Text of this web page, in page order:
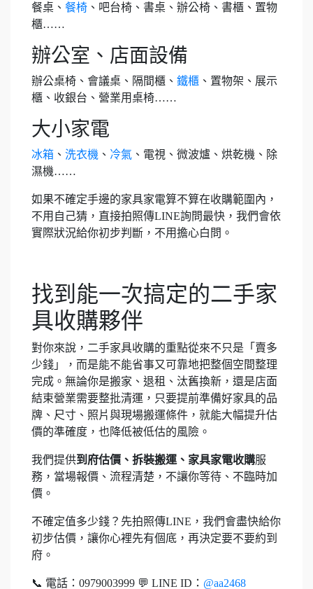
餐桌、 餐椅 、吧台椅、書桌、辦公椅、書櫃、置物
櫃……
辦公室、店面設備
辦公桌椅、會議桌、隔間櫃、 鐵櫃 、置物架、展示
櫃、收銀台、營業用桌椅……
大小家電
冰箱 、 洗衣機 、 冷氣 、電視、微波爐、烘乾機、除
濕機……
如果不確定手邊的家具家電算不算在收購範圍內，
不用自己猜，直接拍照傳LINE詢問最快，我們會依
實際狀況給你初步判斷，不用擔心白問。
找到能一次搞定的二手家
具收購夥伴
對你來說，二手家具收購的重點從來不只是「賣多
少錢」，而是能不能省事又可靠地把整個空間整理
完成。無論你是搬家、退租、汰舊換新，還是店面
結束營業需要整批清運，只要提前準備好家具的品
牌、尺寸、照片與現場搬運條件，就能大幅提升估
價的準確度，也降低被低估的風險。
我們提供到府估價、拆裝搬運、家具家電收購服
務，當場報價、流程清楚，不讓你等待、不臨時加
價。
不確定值多少錢？先拍照傳LINE，我們會盡快給你
初步估價，讓你心裡先有個底，再決定要不要約到
府。
📞 電話：0979003999 💬 LINE ID： @aa2468